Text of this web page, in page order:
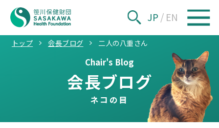
JP / EN
トップ 会長ブログ 二人の八重さん
Chair's Blog
会長ブログ
ネコの目